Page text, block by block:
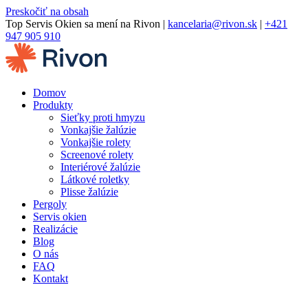
Preskočiť na obsah
Top Servis Okien sa mení na Rivon | kancelaria@rivon.sk | +421
947 905 910
Domov
Produkty
Sieťky proti hmyzu
Vonkajšie žalúzie
Vonkajšie rolety
Screenové rolety
Interiérové žalúzie
Látkové roletky
Plisse žalúzie
Pergoly
Servis okien
Realizácie
Blog
O nás
FAQ
Kontakt